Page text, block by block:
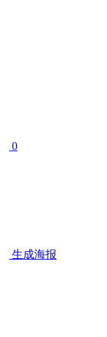
0
生成海报